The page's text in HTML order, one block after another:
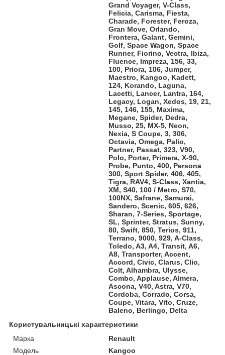
Grand Voyager, V-Class,
Felicia, Carisma, Fiesta,
Charade, Forester, Feroza,
Gran Move, Orlando,
Frontera, Galant, Gemini,
Golf, Space Wagon, Space
Runner, Fiorino, Vectra, Ibiza,
Fluence, Impreza, 156, 33,
100, Priora, 106, Jumper,
Maestro, Kangoo, Kadett,
124, Korando, Laguna,
Lacetti, Lancer, Lantra, 164,
Legacy, Logan, Xedos, 19, 21,
145, 146, 155, Maxima,
Megane, Spider, Dedra,
Musso, 25, MX-5, Neon,
Nexia, S Coupe, 3, 306,
Octavia, Omega, Palio,
Partner, Passat, 323, V90,
Polo, Porter, Primera, X-90,
Probe, Punto, 400, Persona
300, Sport Spider, 406, 405,
Tigra, RAV4, S-Class, Xantia,
XM, S40, 100 / Metro, S70,
100NX, Safrane, Samurai,
Sandero, Scenic, 605, 626,
Sharan, 7-Series, Sportage,
SL, Sprinter, Stratus, Sunny,
80, Swift, 850, Terios, 911,
Terrano, 9000, 929, A-Class,
Toledo, A3, A4, Transit, A6,
A8, Transporter, Accent,
Accord, Civic, Clarus, Clio,
Colt, Alhambra, Ulysse,
Combo, Applause, Almera,
Ascona, V40, Astra, V70,
Cordoba, Corrado, Corsa,
Coupe, Vitara, Vito, Cruze,
Baleno, Berlingo, Delta
Користувальницькі характеристики
Марка
Renault
Модель
Kangoo